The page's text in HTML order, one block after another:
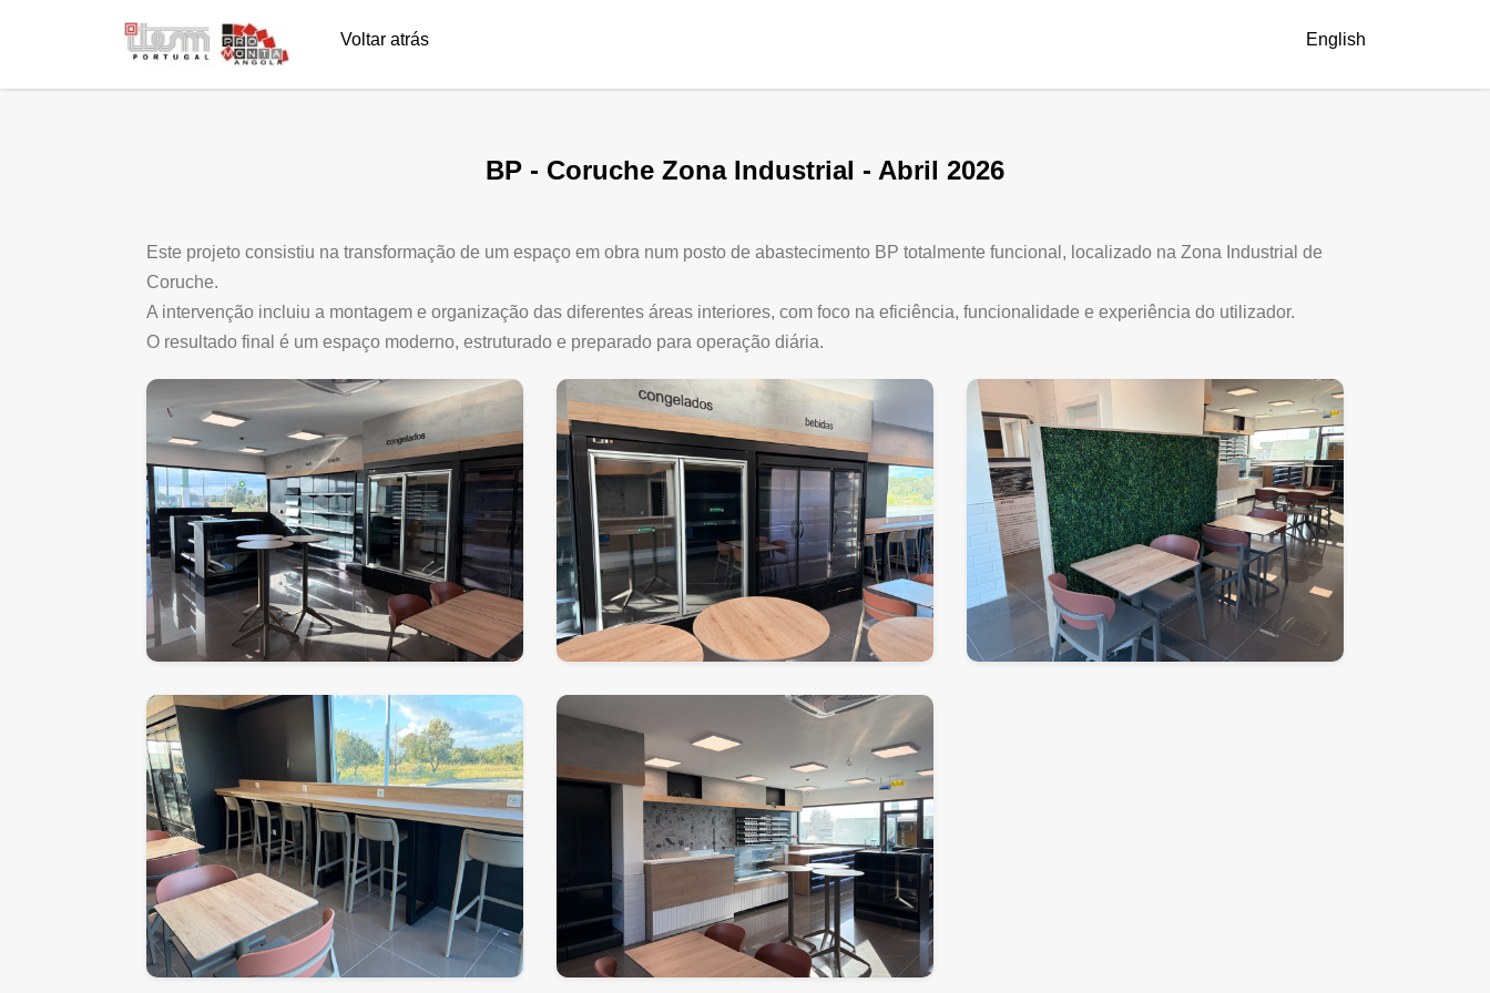
Voltar atrás English
BP - Coruche Zona Industrial - Abril 2026
Este projeto consistiu na transformação de um espaço em obra num posto de abastecimento BP totalmente funcional, localizado na Zona Industrial de
Coruche.
A intervenção incluiu a montagem e organização das diferentes áreas interiores, com foco na eficiência, funcionalidade e experiência do utilizador.
O resultado final é um espaço moderno, estruturado e preparado para operação diária.